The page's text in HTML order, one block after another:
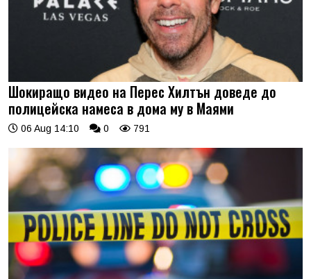
Шокиращо видео на Перес Хилтън доведе до
полицейска намеса в дома му в Маями
06 Aug 14:10 0 791